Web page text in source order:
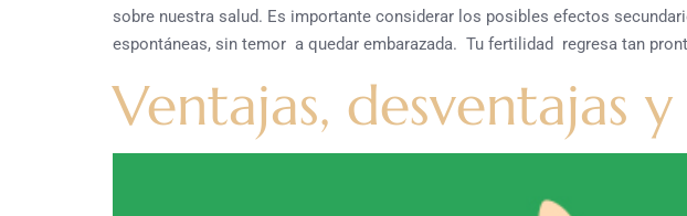
sobre nuestra salud. Es importante considerar los posibles efectos
espontáneas, sin temor a quedar embarazada. Tu fertilidad regresa tan
Ventajas, desventajas